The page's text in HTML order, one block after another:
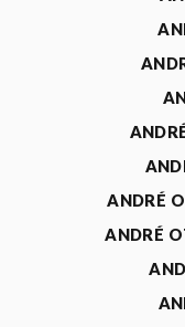
ANDRÉ
ANDRÉ